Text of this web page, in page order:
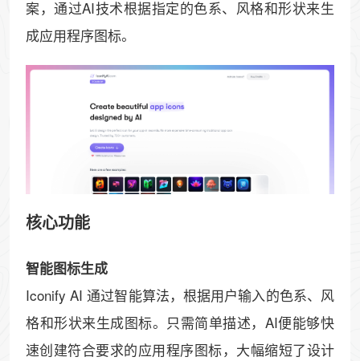
案，通过AI技术根据指定的色系、风格和形状来生
成应用程序图标。
核心功能
智能图标生成
Iconify AI 通过智能算法，根据用户输入的色系、风
格和形状来生成图标。只需简单描述，AI便能够快
速创建符合要求的应用程序图标，大幅缩短了设计